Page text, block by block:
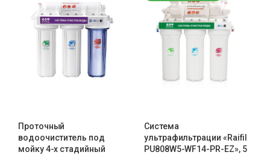
Проточный
водоочиститель под
мойку 4-х стадийный
Система
ультрафильтрации «Raifil
PU808W5-WF14-PR-EZ», 5